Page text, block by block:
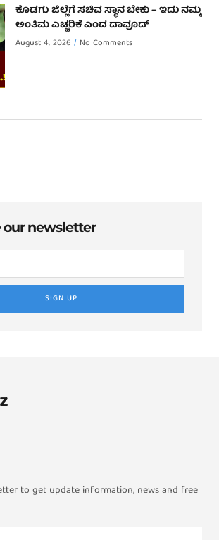
ಕೊಡಗು ಜಿಲ್ಲೆಗೆ ಸಚಿವ ಸ್ಥಾನ ಬೇಕು – ಇದು ನಮ್ಮ
ಅಂತಿಮ ಎಚ್ಚರಿಕೆ ಎಂದ ದಾವೂದ್ ‌
August 4, 2026 No Comments
our newsletter
SIGN UP
to get update information, news and free